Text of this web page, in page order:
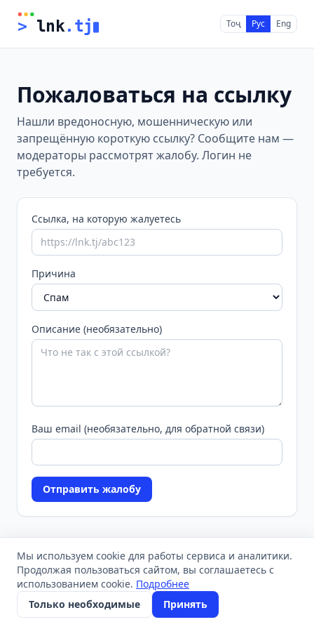
> lnk.tj Тоҷ Рус Eng
Пожаловаться на ссылку
Нашли вредоносную, мошенническую или
запрещённую короткую ссылку? Сообщите нам —
модераторы рассмотрят жалобу. Логин не
требуется.
Ссылка, на которую жалуетесь
Причина
Описание (необязательно)
Ваш email (необязательно, для обратной связи)
Отправить жалобу
Мы используем cookie для работы сервиса и аналитики.
Продолжая пользоваться сайтом, вы соглашаетесь с
использованием cookie. Подробнее
Только необходимые
Принять